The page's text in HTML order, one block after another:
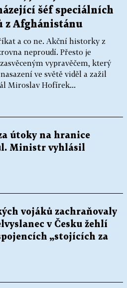
šéf speciálních
z Afghánistánu
a co ne. Akční historky z
neproudí. Přesto je
vypravěčem, který
ve světě viděl a zažil
Miroslav Hofírek...
útoky na hranice
Ministr vyhlásil
vojáků zachraňovaly
v Česku žehlí
„stojících za